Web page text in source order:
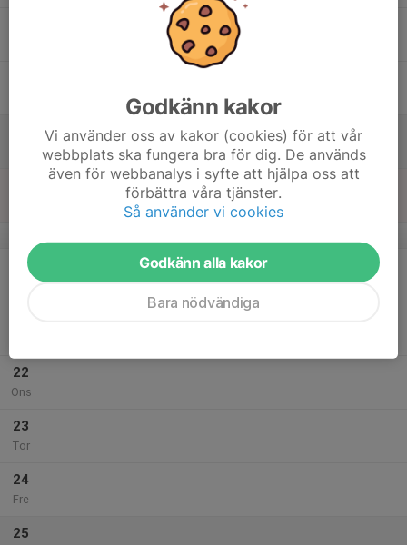
20
22
Ons
23
Tor
24
Fre
25
Godkänn kakor
Vi använder oss av kakor (cookies) för att vår
webbplats ska fungera bra för dig. De används
även för webbanalys i syfte att hjälpa oss att
förbättra våra tjänster.
Så använder vi cookies
Godkänn alla kakor
Bara nödvändiga